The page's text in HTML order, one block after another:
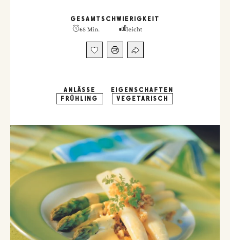
GESAMT
65 Min.
SCHWIERIGKEIT
leicht
ANLÄSSE
FRÜHLING
EIGENSCHAFTEN
VEGETARISCH